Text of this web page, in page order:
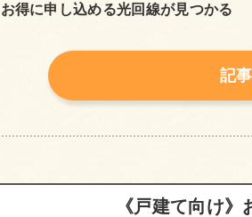
お得に申し込める光回線が見つかる
記
《戸建て向け